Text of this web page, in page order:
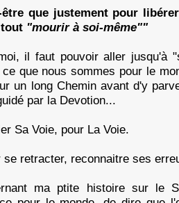
être que justement pour
"mourir à soi-même""
il faut pouvoir aller jusqu'à
que nous sommes pour le
un long Chemin avant d'y
par la Devotion...
Sa Voie, pour La Voie.
se retracter, reconnaitre ses
ma ptite histoire sur le